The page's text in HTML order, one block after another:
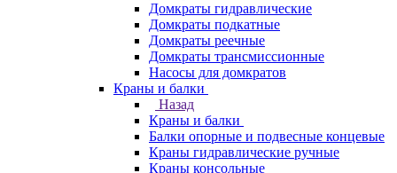
Домкраты гидравлические
Домкраты подкатные
Домкраты реечные
Домкраты трансмиссионные
Насосы для домкратов
Краны и балки
Назад
Краны и балки
Балки опорные и подвесные концевые
Краны гидравлические ручные
Краны консольные